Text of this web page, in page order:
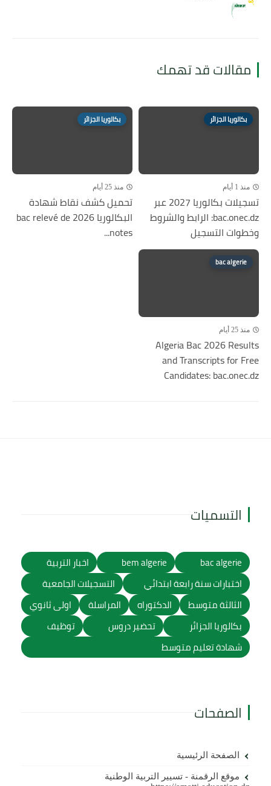
مقالات قد تهمك
بكالوريا الجزائر
منذ 1 أيام
تسجيلات بكالوريا 2027 عبر
bac.onec.dz: الرابط والشروط
وخطوات التسجيل
بكالوريا الجزائر
منذ 25 أيام
تحميل كشف نقاط شهادة
البكالوريا 2026 bac relevé de
notes...
bac algerie
منذ 25 أيام
Algeria Bac 2026 Results
and Transcripts for Free
Candidates: bac.onec.dz
التسميات
bac algerie
bem algerie
اخبار التربية
اختبارات سنة رابعة ابتدائي
التسجيلات الجامعية
الثالثة متوسط
الدكتوراه المراسلة
اولى ثانوي
بكالوريا الجزائر
تحضير دروس
توظيف
شهادة تعليم متوسط
الصفحات
الصفحة الرئيسية
موقع الرقمنة - تسيير التربية الوطنية